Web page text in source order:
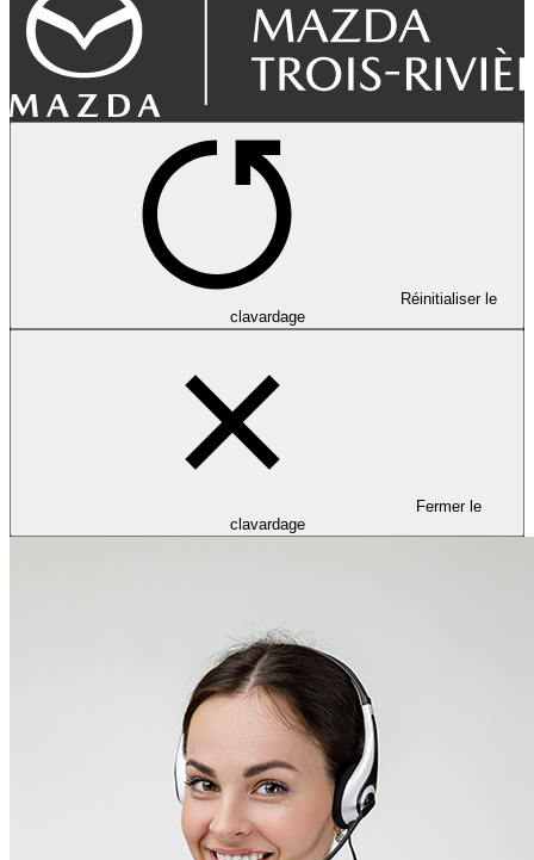
Réinitialiser le
clavardage
Fermer le
clavardage